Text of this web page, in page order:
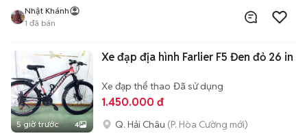
Nhật Khánh
1 đã bán
5 giờ trước 4
Xe đạp địa hình Farlier F5 Đen đỏ 26 in
Xe đạp thể thao Đã sử dụng
1.450.000 đ
Q. Hải Châu (P. Hòa Cường mới)